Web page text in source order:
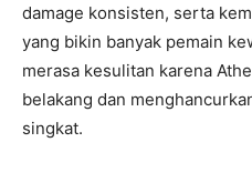
damage konsisten, serta
yang bikin banyak pemain
merasa kesulitan karena
belakang dan
singkat.